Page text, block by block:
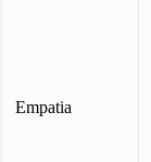
Empatia